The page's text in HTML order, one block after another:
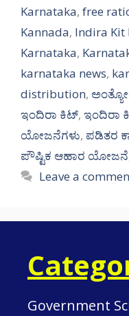
Karnataka, free
Kannada, Indira
Karnataka,
karnataka news,
distribution,
ಇಂದಿರಾ ಕಿಟ್, ಇಂದಿರಾ
ಯೋಜನೆಗಳು, ಪಡಿತರ
ಪೌಷ್ಟಿಕ ಆಹಾರ ಯೋಜನೆ
Leave a
Government